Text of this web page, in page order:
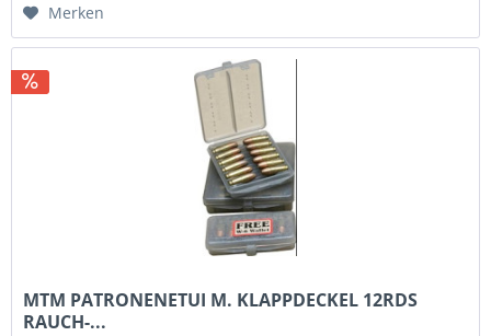
Merken
MTM PATRONENETUI M. KLAPPDECKEL 12RDS
RAUCH-...